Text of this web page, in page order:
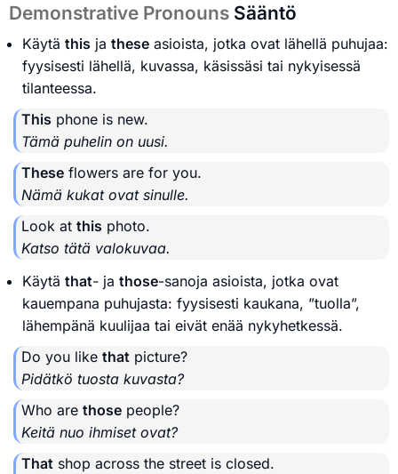
Demonstrative Pronouns Sääntö
Käytä this ja these asioista, jotka ovat lähellä puhujaa:
fyysisesti lähellä, kuvassa, käsissäsi tai nykyisessä
tilanteessa.
This phone is new.
Tämä puhelin on uusi.
These flowers are for you.
Nämä kukat ovat sinulle.
Look at this photo.
Katso tätä valokuvaa.
Käytä that- ja those-sanoja asioista, jotka ovat
kauempana puhujasta: fyysisesti kaukana, ”tuolla”,
lähempänä kuulijaa tai eivät enää nykyhetkessä.
Do you like that picture?
Pidätkö tuosta kuvasta?
Who are those people?
Keitä nuo ihmiset ovat?
That shop across the street is closed.